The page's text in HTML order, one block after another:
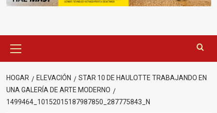
principal
HOGAR ELEVACIÓN
STAR 10 DE HAULOTTE TRABAJANDO EN
UNA GALERÍA DE ARTE MODERNO
1499464_10152015187987850_287775843_N